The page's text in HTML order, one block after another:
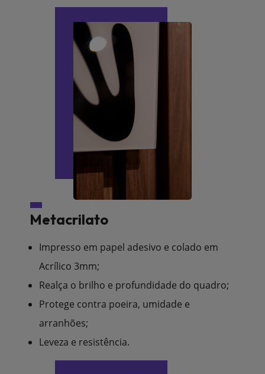
Metacrilato
Impresso em papel adesivo e colado em
Acrílico 3mm;
Realça o brilho e profundidade do quadro;
Protege contra poeira, umidade e
arranhões;
Leveza e resistência.